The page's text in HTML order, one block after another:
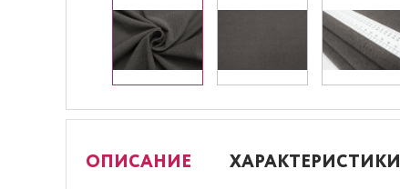
ОПИСАНИЕ ХАРАКТЕРИСТИКИ